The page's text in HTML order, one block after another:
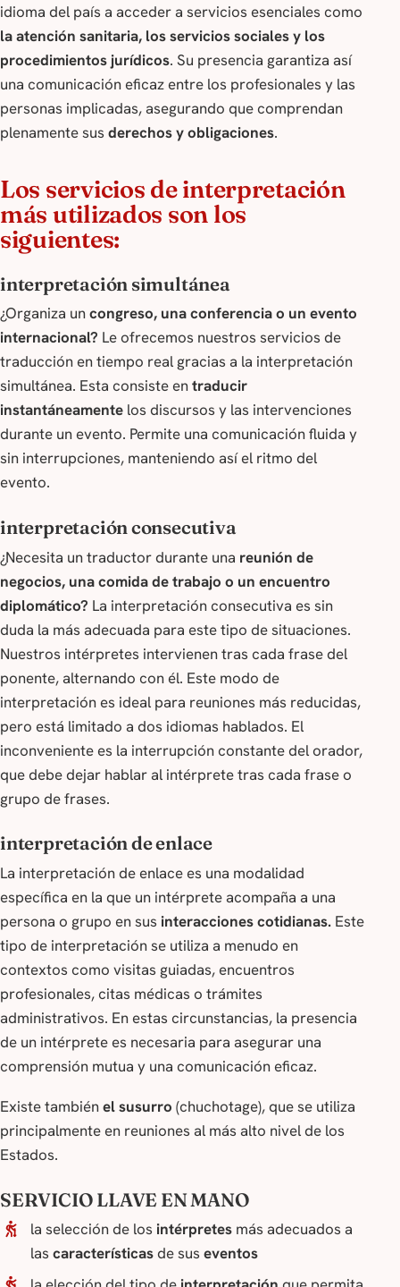
idioma del país a acceder a servicios esenciales como
la atención sanitaria, los servicios sociales y los
procedimientos jurídicos. Su presencia garantiza así
una comunicación eficaz entre los profesionales y las
personas implicadas, asegurando que comprendan
plenamente sus derechos y obligaciones.
Los servicios de interpretación
más utilizados son los
siguientes:
interpretación simultánea
¿Organiza uncongreso, una conferencia o un evento
internacional? Le ofrecemos nuestros servicios de
traducción en tiempo real gracias a la interpretación
simultánea. Esta consiste entraducir
instantáneamente los discursos y las intervenciones
durante un evento. Permite una comunicación fluida y
sin interrupciones, manteniendo así el ritmo del
evento.
interpretación consecutiva
¿Necesita un traductor durante una reunión de
negocios, una comida de trabajo o un encuentro
diplomático? La interpretación consecutiva es sin
duda la más adecuada para este tipo de situaciones.
Nuestros intérpretes intervienen tras cada frase del
ponente, alternando con él. Este modo de
interpretación es ideal para reuniones más reducidas,
pero está limitado a dos idiomas hablados. El
inconveniente es la interrupción constante del orador,
que debe dejar hablar al intérprete tras cada frase o
grupo de frases.
interpretación de enlace
La interpretación de enlace es una modalidad
específica en la que un intérprete acompaña a una
persona o grupo en sus interacciones cotidianas. Este
tipo de interpretación se utiliza a menudo en
contextos como visitas guiadas, encuentros
profesionales, citas médicas o trámites
administrativos. En estas circunstancias, la presencia
de un intérprete es necesaria para asegurar una
comprensión mutua y una comunicación eficaz.
Existe tambiénel susurro (chuchotage), que se utiliza
principalmente en reuniones al más alto nivel de los
Estados.
SERVICIO LLAVE EN MANO
la selección de los intérpretesmás adecuados a
las característicasde sus eventos